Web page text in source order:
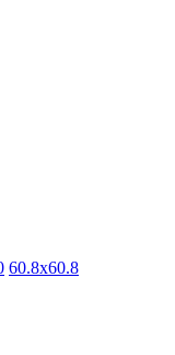
60.8x60.8